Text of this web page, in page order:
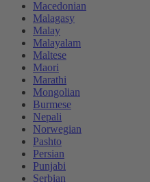
Macedonian
Malagasy
Malay
Malayalam
Maltese
Maori
Marathi
Mongolian
Burmese
Nepali
Norwegian
Pashto
Persian
Punjabi
Serbian